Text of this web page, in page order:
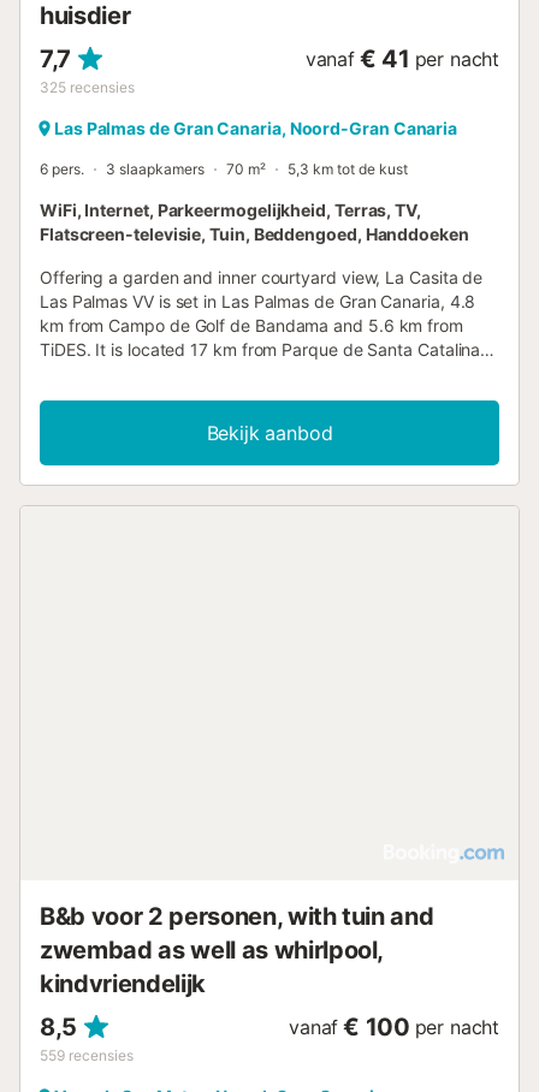
huisdier
7,7
325 recensies
vanaf € 41 per nacht
Las Palmas de Gran Canaria, Noord-Gran Canaria
6 pers. 3 slaapkamers 70 m² 5,3 km tot de kust
WiFi, Internet, Parkeermogelijkheid, Terras, TV,
Flatscreen-televisie, Tuin, Beddengoed, Handdoeken
Offering a garden and inner courtyard view, La Casita de
Las Palmas VV is set in Las Palmas de Gran Canaria, 4.8
km from Campo de Golf de Bandama and 5.6 km from
TiDES. It is located 17 km from Parque de Santa Catalina
Bekijk aanbod
B&b voor 2 personen, with tuin and
zwembad as well as whirlpool,
kindvriendelijk
8,5
559 recensies
vanaf € 100 per nacht